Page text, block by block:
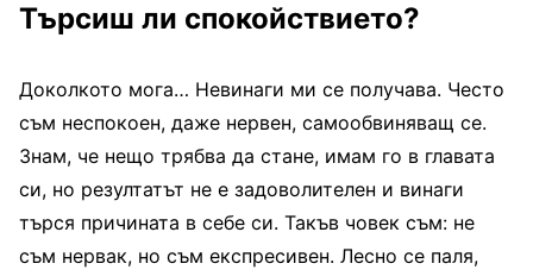
Търсиш ли спокойствието?
Доколкото мога… Невинаги ми се получава. Често
съм неспокоен, даже нервен, самообвиняващ се.
Знам, че нещо трябва да стане, имам го в главата
си, но резултатът не е задоволителен и винаги
търся причината в себе си. Такъв човек съм: не
съм нервак, но съм експресивен. Лесно се паля,